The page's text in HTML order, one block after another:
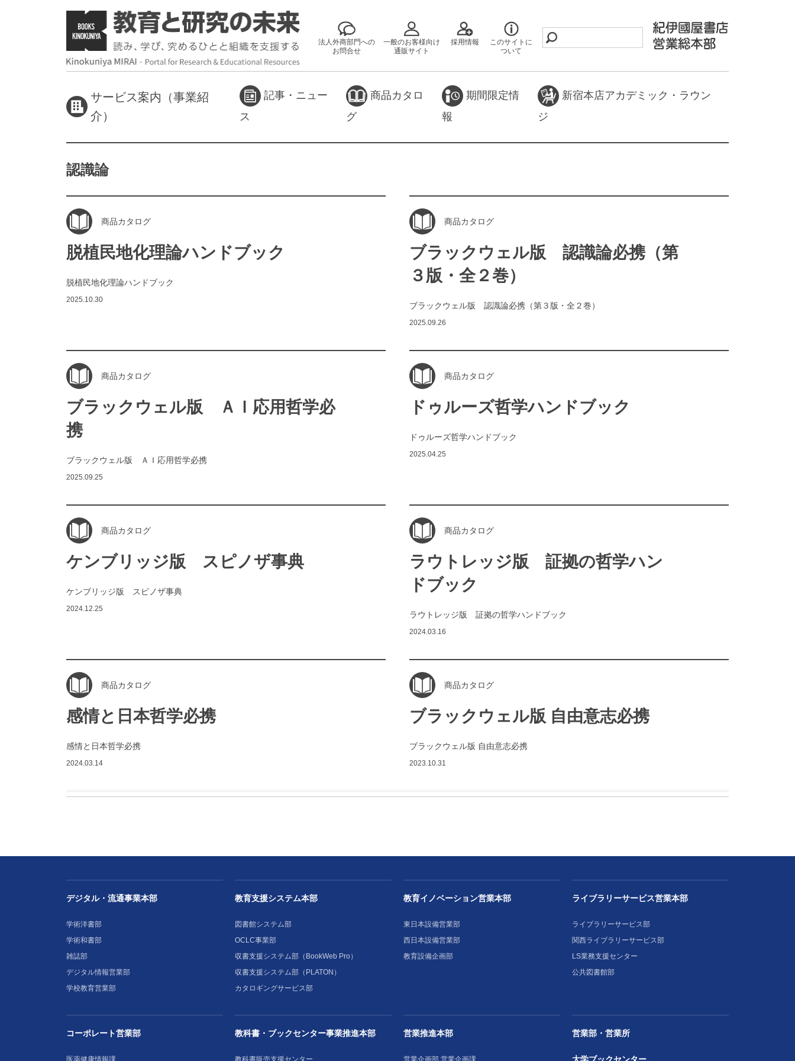
法人外商部門への
お問合せ
一般のお客様向け
通販サイト
採用情報
このサイトに
ついて
サービス案内（事業紹
介）
記事・ニュー
ス
商品カタロ
グ
期間限定情
報
新宿本店アカデミック・ラウン
ジ
認識論
商品カタログ
脱植民地化理論ハンドブック
脱植民地化理論ハンドブック
2025.10.30
商品カタログ
ブラックウェル版 認識論必携（第
３版・全２巻）
ブラックウェル版 認識論必携（第３版・全２巻）
2025.09.26
商品カタログ
ブラックウェル版 ＡＩ応用哲学必
携
ブラックウェル版 ＡＩ応用哲学必携
2025.09.25
商品カタログ
ドゥルーズ哲学ハンドブック
ドゥルーズ哲学ハンドブック
2025.04.25
商品カタログ
ケンブリッジ版 スピノザ事典
ケンブリッジ版 スピノザ事典
2024.12.25
商品カタログ
ラウトレッジ版 証拠の哲学ハン
ドブック
ラウトレッジ版 証拠の哲学ハンドブック
2024.03.16
商品カタログ
感情と日本哲学必携
感情と日本哲学必携
2024.03.14
商品カタログ
ブラックウェル版 自由意志必携
ブラックウェル版 自由意志必携
2023.10.31
デジタル・流通事業本部
学術洋書部
学術和書部
雑誌部
デジタル情報営業部
学校教育営業部
教育支援システム本部
図書館システム部
OCLC事業部
収書支援システム部（BookWeb Pro）
収書支援システム部（PLATON）
カタロギングサービス部
教育イノベーション営業本部
東日本設備営業部
西日本設備営業部
教育設備企画部
ライブラリーサービス営業本部
ライブラリーサービス部
関西ライブラリーサービス部
LS業務支援センター
公共図書館部
コーポレート営業部
医薬健康情報課
教科書・ブックセンター事業推進本部
教科書販売支援センター
営業推進本部
営業企画部 営業企画課
営業部・営業所